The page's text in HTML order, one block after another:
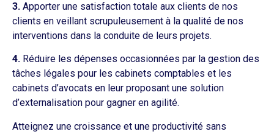
3. Apporter une satisfaction totale aux clients de nos
clients en veillant scrupuleusement à la qualité de nos
interventions dans la conduite de leurs projets.
4. Réduire les dépenses occasionnées par la gestion des
tâches légales pour les cabinets comptables et les
cabinets d’avocats en leur proposant une solution
d’externalisation pour gagner en agilité.
Atteignez une croissance et une productivité sans